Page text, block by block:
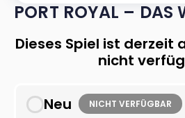
PORT ROYAL – DAS
Dieses Spiel ist derzeit
nicht
Neu NICHT VERFÜGBAR